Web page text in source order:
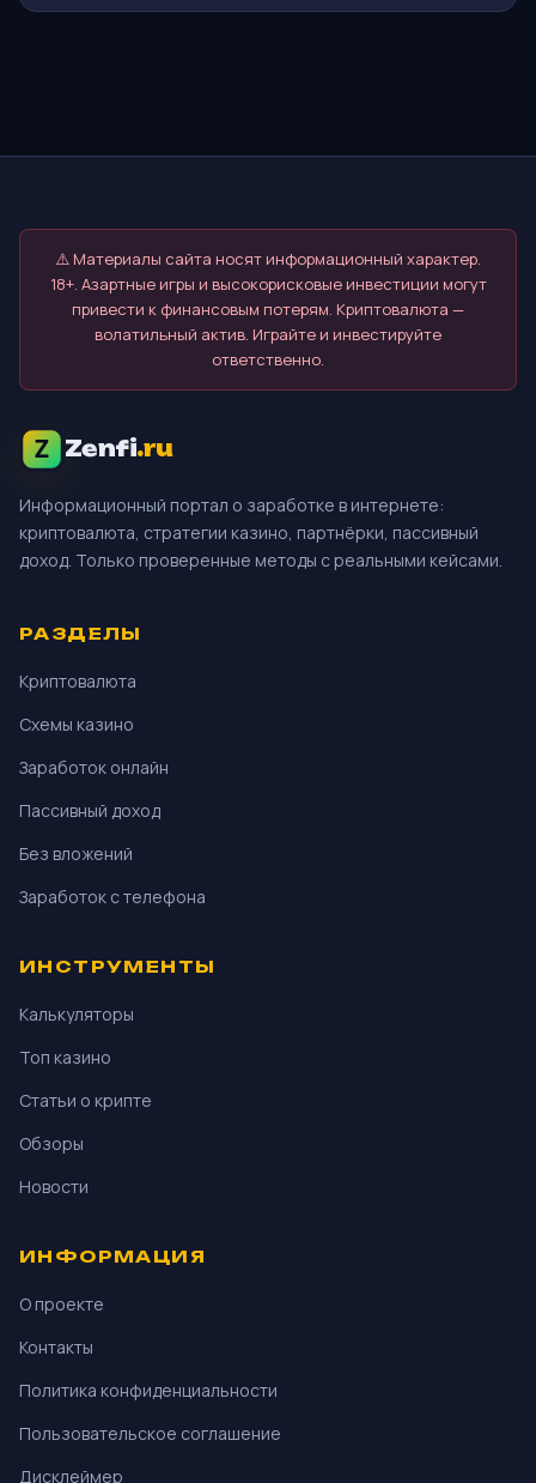
⚠️ Материалы сайта носят информационный характер.
18+. Азартные игры и высокорисковые инвестиции могут
привести к финансовым потерям. Криптовалюта —
волатильный актив. Играйте и инвестируйте
ответственно.
Zenfi.ru
Информационный портал о заработке в интернете:
криптовалюта, стратегии казино, партнёрки, пассивный
доход. Только проверенные методы с реальными кейсами.
РАЗДЕЛЫ
Криптовалюта
Схемы казино
Заработок онлайн
Пассивный доход
Без вложений
Заработок с телефона
ИНСТРУМЕНТЫ
Калькуляторы
Топ казино
Статьи о крипте
Обзоры
Новости
ИНФОРМАЦИЯ
О проекте
Контакты
Политика конфиденциальности
Пользовательское соглашение
Дисклеймер